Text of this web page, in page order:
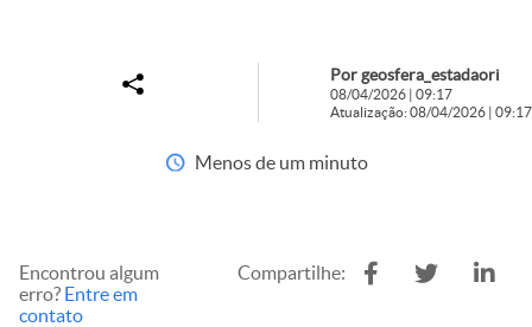
Por geosfera_estadaori
08/04/2026 | 09:17
Atualização: 08/04/2026 | 09:17
Menos de um minuto
Encontrou algum
erro? Entre em
contato
Compartilhe: